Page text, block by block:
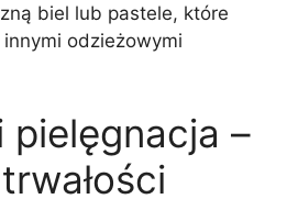
biel lub pastele, które
innymi odzieżowymi
pielęgnacja –